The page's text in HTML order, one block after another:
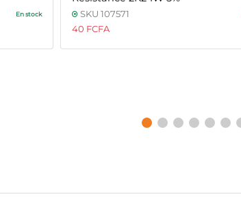
En stock SKU 107571
40 FCFA